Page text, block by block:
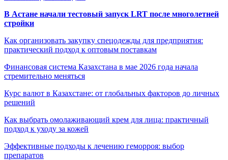
В Астане начали тестовый запуск LRT после многолетней
стройки
Как организовать закупку спецодежды для предприятия:
практический подход к оптовым поставкам
Финансовая система Казахстана в мае 2026 года начала
стремительно меняться
Курс валют в Казахстане: от глобальных факторов до личных
решений
Как выбрать омолаживающий крем для лица: практичный
подход к уходу за кожей
Эффективные подходы к лечению геморроя: выбор
препаратов